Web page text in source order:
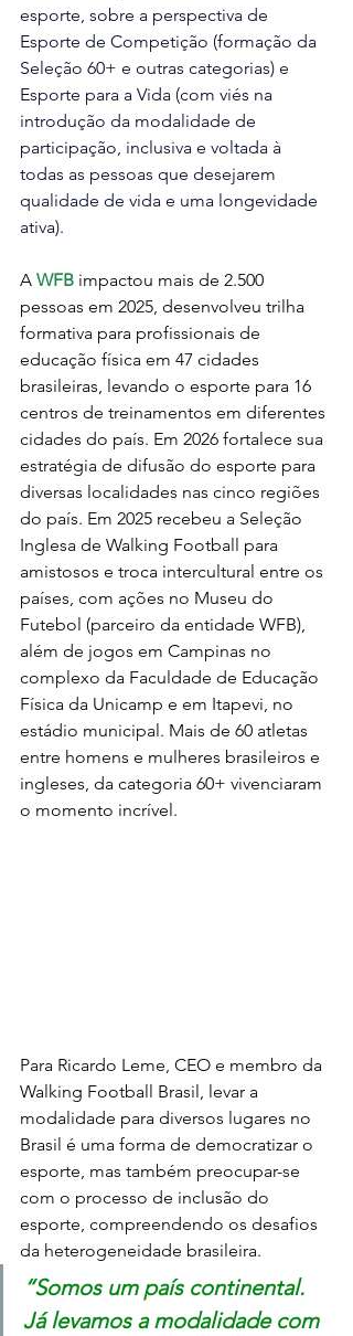
esporte, sobre a perspectiva de
Esporte de Competição (formação da
Seleção 60+ e outras categorias) e
Esporte para a Vida (com viés na
introdução da modalidade de
participação, inclusiva e voltada à
todas as pessoas que desejarem
qualidade de vida e uma longevidade
ativa).
A WFB impactou mais de 2.500
pessoas em 2025, desenvolveu trilha
formativa para profissionais de
educação física em 47 cidades
brasileiras, levando o esporte para 16
centros de treinamentos em diferentes
cidades do país. Em 2026 fortalece sua
estratégia de difusão do esporte para
diversas localidades nas cinco regiões
do país. Em 2025 recebeu a Seleção
Inglesa de Walking Football para
amistosos e troca intercultural entre os
países, com ações no Museu do
Futebol (parceiro da entidade WFB),
além de jogos em Campinas no
complexo da Faculdade de Educação
Física da Unicamp e em Itapevi, no
estádio municipal. Mais de 60 atletas
entre homens e mulheres brasileiros e
ingleses, da categoria 60+ vivenciaram
o momento incrível.
Para Ricardo Leme, CEO e membro da
Walking Football Brasil, levar a
modalidade para diversos lugares no
Brasil é uma forma de democratizar o
esporte, mas também preocupar-se
com o processo de inclusão do
esporte, compreendendo os desafios
da heterogeneidade brasileira.
“Somos um país continental.
Já levamos a modalidade com